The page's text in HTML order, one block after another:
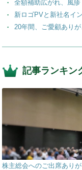
全額補助広がれ、風
新ロゴPVと新社名イ
20年間、ご愛顧あり
記事ランキン
株主総会へのご出席あり